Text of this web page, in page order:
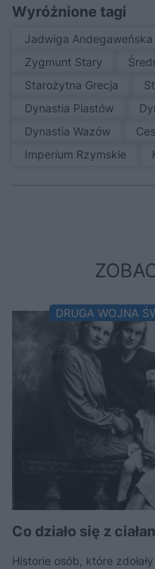
Wyróżnione tagi
Jadwiga Andegaweńska
Zygmunt Stary
Starożytna Grecja
Dynastia Piastów
Dynastia Wazów
Imperium Rzymskie
DRUGA WOJNA
Co działo się z
Historie osób, które